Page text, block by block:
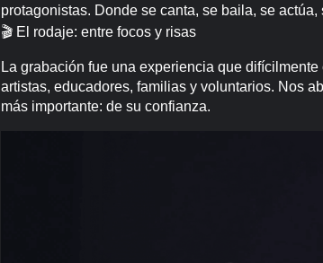
protagonistas. Donde se canta, se baila, se
🎬 El rodaje: entre focos y risas
La grabación fue una experiencia que
artistas, educadores, familias y voluntarios. Nos
más importante: de su confianza.